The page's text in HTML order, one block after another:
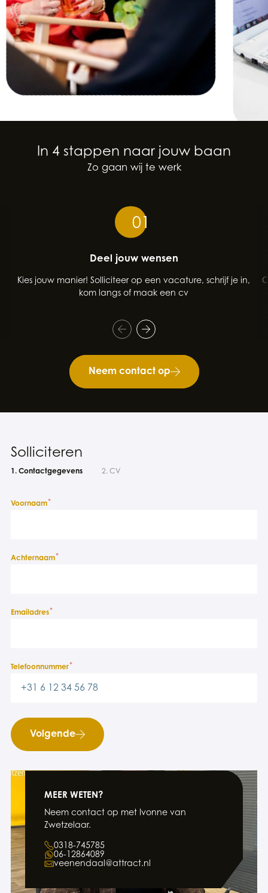
In 4 stappen naar jouw baan
Zo gaan wij te werk
01
Deel jouw wensen
Kies jouw manier! Solliciteer op een vacature, schrijf je in,
kom langs of maak een cv
Neem contact op
Solliciteren
1. Contactgegevens 2. CV
Voornaam*
Achternaam*
Emailadres*
Telefoonnummer*
Volgende
MEER WETEN?
Neem contact op met Ivonne van
Zwetzelaar.
0318-745785
06-12864089
veenendaal@attract.nl